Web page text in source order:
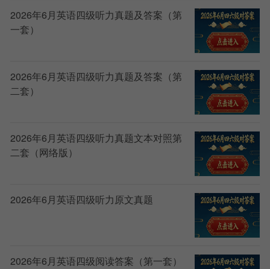
考试当天，考生必须携带准考证和有效身份证件
（居民身份证、护照或公安部门开具的带有照片的身份
证明）参加考试。
成绩发布后，考生可登录中国教育考试网
（www.neea.edu.cn）查看并下载电子成绩报告单。电
子成绩报告单与纸质成绩报告单具有同等效力。
考生可在报名期间或成绩发布后规定时间内，自主
选择是否需要纸质成绩报告单。选择纸质成绩单的考生
应按考点规定时间和地点领取，成绩发布半年后未领取
2026年6月英语四级听力真题及答案（第
一套）
2026年6月英语四级听力真题及答案（第
二套）
2026年6月英语四级听力真题文本对照第
二套（网络版）
2026年6月英语四级听力原文真题
2026年6月英语四级阅读答案（第一套）